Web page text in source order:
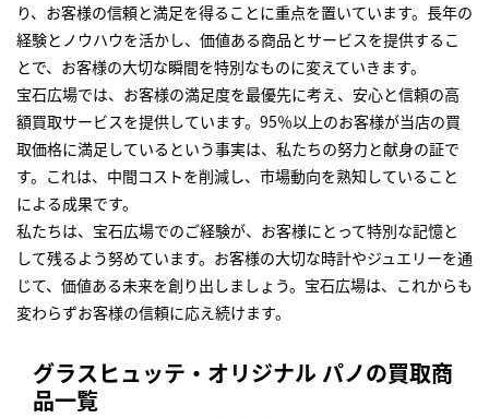
り、お客様の信頼と満足を得ることに重点を置いています。長年の
経験とノウハウを活かし、価値ある商品とサービスを提供するこ
とで、お客様の大切な瞬間を特別なものに変えていきます。
宝石広場では、お客様の満足度を最優先に考え、安心と信頼の高
額買取サービスを提供しています。95％以上のお客様が当店の買
取価格に満足しているという事実は、私たちの努力と献身の証で
す。これは、中間コストを削減し、市場動向を熟知していること
による成果です。
私たちは、宝石広場でのご経験が、お客様にとって特別な記憶と
して残るよう努めています。お客様の大切な時計やジュエリーを通
じて、価値ある未来を創り出しましょう。宝石広場は、これからも
変わらずお客様の信頼に応え続けます。
グラスヒュッテ・オリジナル パノの買取商
品一覧